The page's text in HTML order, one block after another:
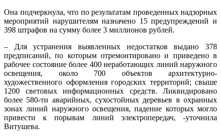
Она подчеркнула, что по результатам проведенных надзорных
мероприятий нарушителям назначено 15 предупреждений и
398 штрафов на сумму более 3 миллионов рублей.
– Для устранения выявленных недостатков выдано 378
предписаний, по которым отремонтировано и приведено в
рабочее состояние более 400 неработающих линий наружного
освещения, около 700 объектов архитектурно-
художественного оформления городских территорий; свыше
1200 световых информационных средств. Ликвидировано
более 580-ти аварийных, сухостойных деревьев в охранных
зонах линий наружного освещения, падение которых могло
привести к порывам линий электропередач, -уточнила
Витушева.